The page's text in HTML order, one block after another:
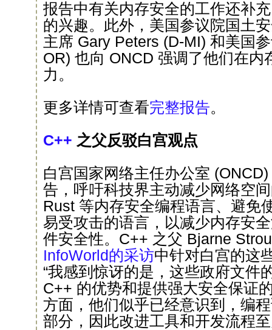
报告中有关内存安全的工作还补
的兴趣。此外，美国参议院国土
主席 Gary Peters (D-MI) 和美国
OR) 也向 ONCD 强调了他们在内
力。
更多详情可查看完整报告。
C++ 之父反驳白宫观点
白宫国家网络主任办公室
告，呼吁科技界主动减少网络空
Rust 等内存安全编程语言、避免
易受攻击的语言，以减少内存安
件安全性。C++ 之父 Bjarne
InfoWorld的采访中针对白宫的这
“我感到惊讶的是，这些政府文件
C++ 的优势和提供强大安全保证
方面，他们似乎已经意识到，编
部分，因此改进工具和开发流程